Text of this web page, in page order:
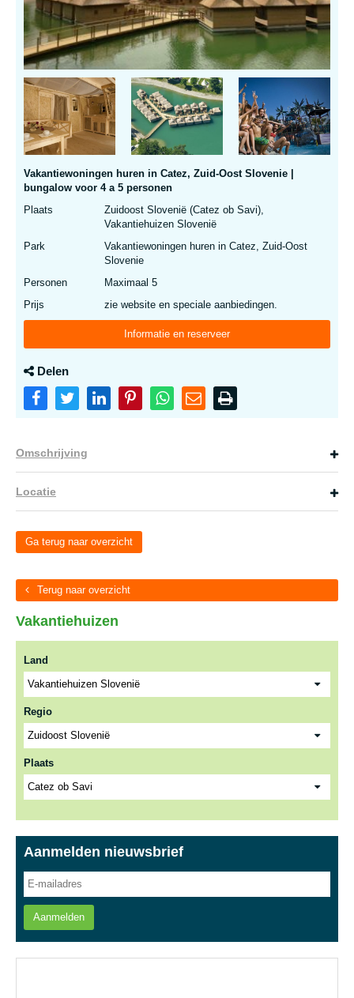
Vakantiewoningen huren in Catez, Zuid-Oost Slovenie |
bungalow voor 4 a 5 personen
Plaats
Zuidoost Slovenië (Catez ob Savi),
Vakantiehuizen Slovenië
Park
Vakantiewoningen huren in Catez, Zuid-Oost
Slovenie
Personen
Maximaal 5
Prijs
zie website en speciale aanbiedingen.
Informatie en reserveer
Delen
Omschrijving
Locatie
Ga terug naar overzicht
Terug naar overzicht
Vakantiehuizen
Land
Regio
Plaats
Aanmelden nieuwsbrief
Aanmelden